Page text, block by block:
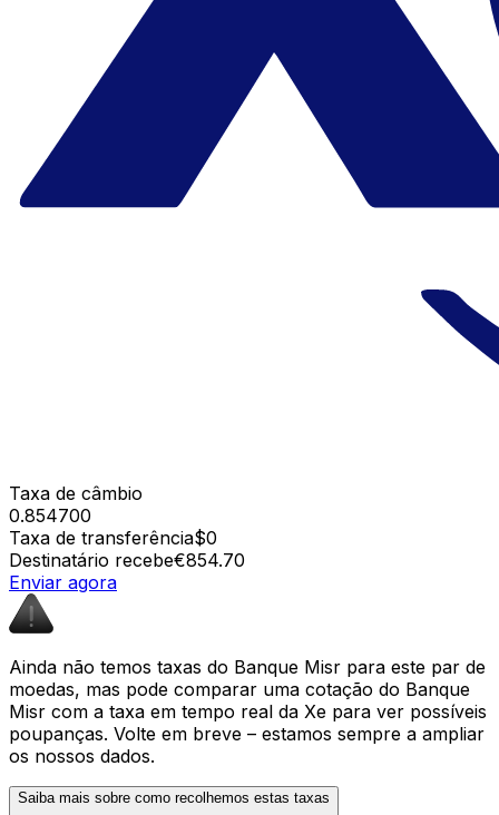
Taxa de câmbio
0.854700
Taxa de transferência$0
Destinatário recebe€854.70
Enviar agora
Ainda não temos taxas do Banque Misr para este par de
moedas, mas pode comparar uma cotação do Banque
Misr com a taxa em tempo real da Xe para ver possíveis
poupanças. Volte em breve – estamos sempre a ampliar
os nossos dados.
Saiba mais sobre como recolhemos estas taxas